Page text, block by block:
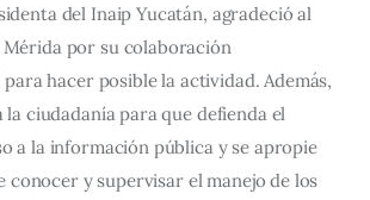
del Inaip Yucatán, agradeció al
por su colaboración
hacer posible la actividad. Además,
ciudadanía para que defienda el
a la información pública y se apropie
conocer y supervisar el manejo de los